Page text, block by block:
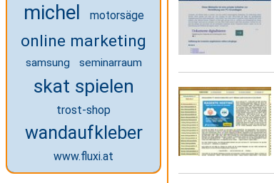
michel motorsäge
online marketing
samsung seminarraum
skat spielen
trost-shop
wandaufkleber
www.fluxi.at